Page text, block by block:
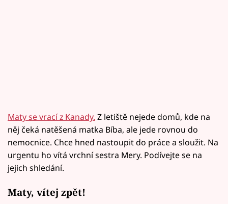
Maty se vrací z Kanady. Z letiště nejede domů, kde na
něj čeká natěšená matka Bíba, ale jede rovnou do
nemocnice. Chce hned nastoupit do práce a sloužit. Na
urgentu ho vítá vrchní sestra Mery. Podívejte se na
jejich shledání.
Maty, vítej zpět!